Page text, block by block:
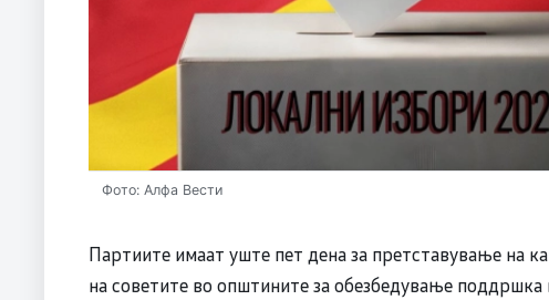
Фото: Алфа Вести
Партиите имаат уште пет дена за претставување на
на советите во општините за обезбедување поддршка